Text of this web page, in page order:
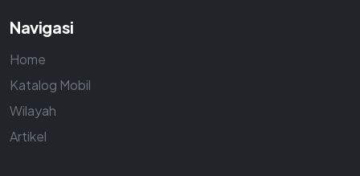
Navigasi
Home
Katalog Mobil
Wilayah
Artikel